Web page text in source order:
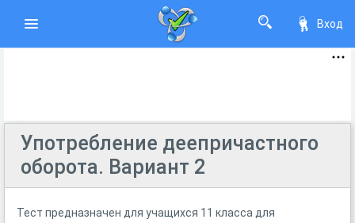
Вход
Употребление деепричастного
оборота. Вариант 2
Тест предназначен для учащихся 11 класса для